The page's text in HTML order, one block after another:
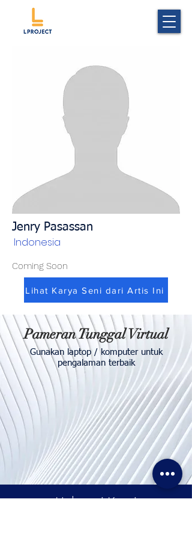
Jenry Pasassan
Indonesia
Coming Soon
Lihat Karya Seni dari Artis Ini
Pameran Tunggal Virtual
Gunakan laptop / komputer untuk
pengalaman terbaik
Hubungi Kami